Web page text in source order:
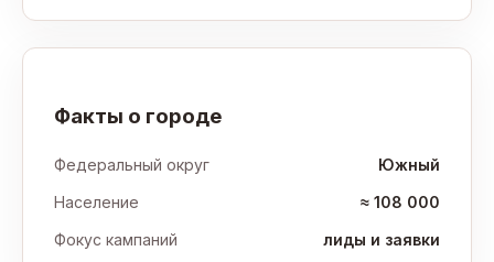
Факты о городе
Федеральный округ
Южный
Население
≈ 108 000
Фокус кампаний
лиды и заявки